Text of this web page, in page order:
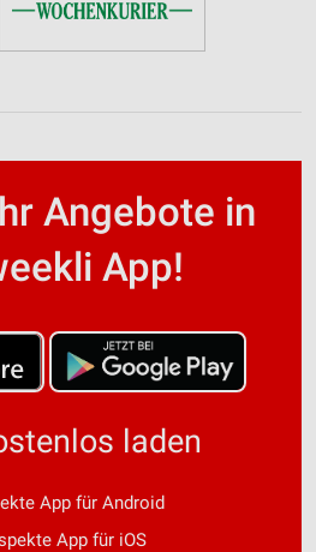
Angebote in
App!
laden
App für Android
App für iOS